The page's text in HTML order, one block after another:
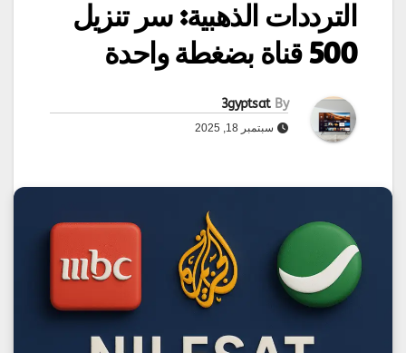
الترددات الذهبية: سر تنزيل
500 قناة بضغطة واحدة
By
3gyptsat
سبتمبر 18, 2025